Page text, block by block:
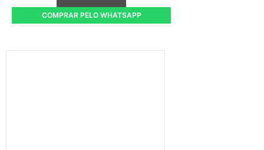
COMPRAR PELO WHATSAPP